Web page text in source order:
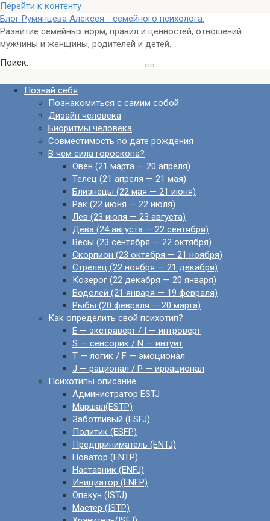
Перейти к контенту
Блог Румянцева Алексея - семейного психолога.
Развитие семейных норм, правил и ценностей, отношений
мужчины и женщины, родителей и детей.
Поиск:
Познай себя
Познакомиться с самим собой
Дизайн человека
Биоритмы человека
Совместимость по дате рождения
В чем сила гороскопа?
Овен (21 марта — 20 апреля)
Телец (21 апреля — 21 мая)
Близнецы (22 мая — 21 июня)
Рак (22 июня — 22 июля)
Лев (23 июля — 23 августа)
Дева (24 августа — 22 сентября)
Весы (23 сентября — 22 октября)
Скорпион (23 октября — 21 ноября)
Стрелец (22 ноября — 21 декабря)
Козерог (22 декабря — 20 января)
Водолей (21 января — 19 февраля)
Рыбы (20 февраля — 20 марта)
Как определить свой психотип?
E — экстраверт / I — интроверт
S — сенсорик / N — интуит
T — логик / F — эмоционал
J — рационал / P — иррационал
Психотипы описание
Администратор ESTJ
Маршал(ESTP)
Заботливый (ESFJ)
Политик (ESFP)
Предприниматель (ENTJ)
Новатор (ENTP)
Наставник (ENFJ)
Инициатор (ENFP)
Опекун (ISTJ)
Мастер (ISTP)